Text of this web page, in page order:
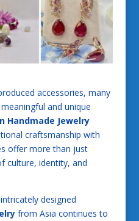
accessories, many
and unique
Handmade Jewelry
craftsmanship with
offer more than just
culture, identity, and
designed
from Asia continues to